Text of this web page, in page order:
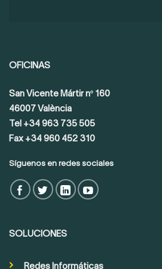
OFICINAS
San Vicente Mártir nº 160
46007 València
Tel +34 963 735 505
Fax +34 960 452 310
Síguenos en redes sociales
SOLUCIONES
Redes Informáticas